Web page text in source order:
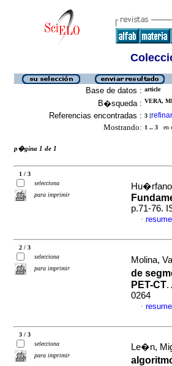
Base de datos : article
B�squeda : VERA,
Referencias encontradas : 3 [refinar
Mostrando: 1 .. 3 en
p�gina 1 de 1
1 / 3
selecciona
para imprimir
p.71-76.
·
2 / 3
selecciona
para imprimir
Molina,
de
PET-CT.
0264
·
3 / 3
selecciona
para imprimir
Le�n,